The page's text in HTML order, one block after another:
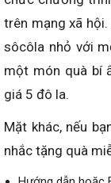
trên mạng xã
sôcôla nhỏ với
một món quà bí
giá 5 đô la.
Mặt khác, nếu
nhắc tặng quà